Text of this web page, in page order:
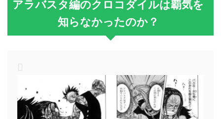
アラバスタ編のクロコダイルは覇気を
知らなかったのか？